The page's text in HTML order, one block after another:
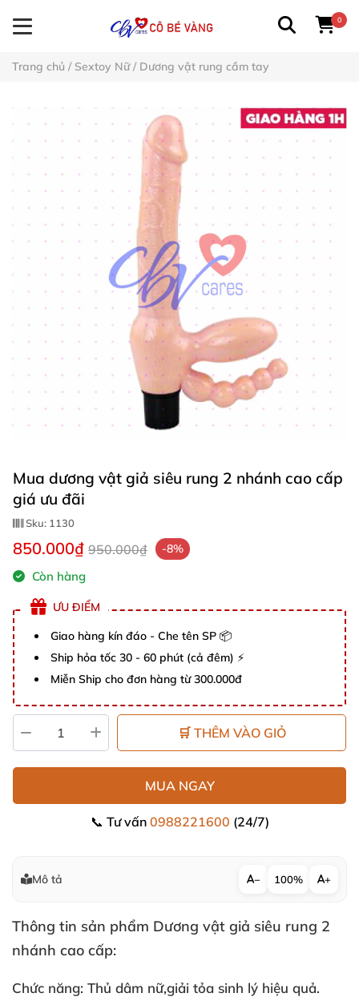
0
Trang chủ / Sextoy Nữ/ Dương vật rung cầm tay
Mua dương vật giả siêu rung 2 nhánh cao cấp
giá ưu đãi
Sku: 1130
850.000₫ 950.000₫ -8%
Còn hàng
ƯU ĐIỂM
Giao hàng kín đáo - Che tên SP 📦
Ship hỏa tốc 30 - 60 phút (cả đêm) ⚡
Miễn Ship cho đơn hàng từ 300.000đ
🛒 THÊM VÀO GIỎ
MUA NGAY
📞 Tư vấn 0988221600 (24/7)
Mô tả − 100% +
Thông tin sản phẩm Dương vật giả siêu rung 2
nhánh cao cấp:
Chức năng: Thủ dâm nữ,giải tỏa sinh lý hiệu quả.